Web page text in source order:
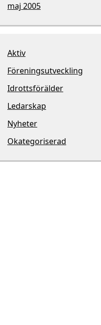
maj 2005
Aktiv
Föreningsutveckling
Idrottsförälder
Ledarskap
Nyheter
Okategoriserad